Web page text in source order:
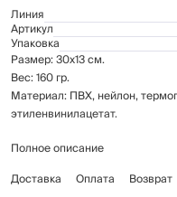
Линия
Артикул
Упаковка
Размер: 30х13 см.
Вес: 160 гр.
Материал: ПВХ, нейлон,
этиленвинилацетат.
Холодная маска снимет отек
Холодная маска: хранить в
Полное описание
Доставка
Оплата Возврат